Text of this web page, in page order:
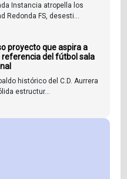
Instancia atropella los
Redonda FS, desesti...
proyecto que aspira a
del fútbol sala
histórico del C.D. Aurrera
estructur...